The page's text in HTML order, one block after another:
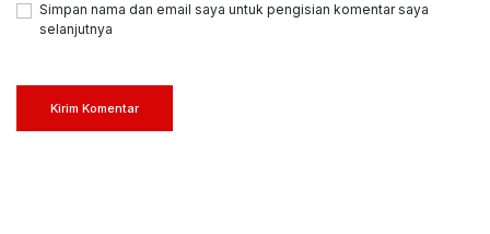
Simpan nama dan email saya untuk pengisian komentar saya
selanjutnya
Kirim Komentar